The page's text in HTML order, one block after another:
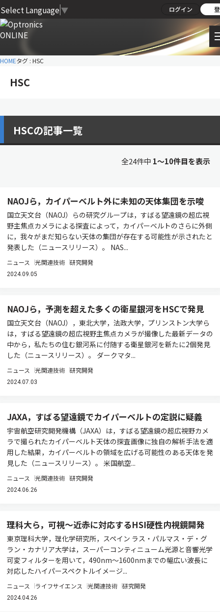
Select Language ▼ ログイン
HOMEタグ : HSC
HSC
HSCの記事一覧
全24件中 1〜10件目を表示
NAOJら，カイパーベルト外に未知の天体集団を示唆
国立天文台（NAOJ）らの研究グループは，すばる望遠鏡の超広視
野主焦点カメラによる探査によって，カイパーベルトのさらに外側
に，我々がまだ知らない天体の集団が存在する可能性が示されたと
発表した（ニュースリリース）。 NAS...
ニュース 光関連技術 研究開発
2024.09.05
NAOJら，予測を超えた多くの衛星銀河をHSCで発見
国立天文台（NAOJ），東北大学，法政大学，プリンストン大学ら
は，すばる望遠鏡の超広視野主焦点カメラが撮像した最新データの
中から，私たちの住む銀河系に付随する衛星銀河を新たに2個発見
した（ニュースリリース）。 ダークマタ...
ニュース 光関連技術 研究開発
2024.07.03
JAXA，すばる望遠鏡でカイパーベルトの定説に疑義
宇宙航空研究開発機構（JAXA）は，すばる望遠鏡の超広視野カメ
ラで撮られたカイパーベルト天体の探査画像に独自の解析手法を適
用した結果，カイパーベルトの領域を広げる可能性のある天体を発
見した（ニュースリリース）。 米国航空...
ニュース 光関連技術 研究開発
2024.06.26
理科大ら，可視～近赤に対応するHSI硬性内視鏡開発
東京理科大学，理化学研究所，スペイン ラス・パルマス・デ・グ
ラン・カナリア大学は，スーパーコンティニューム光源と音響光学
可変フィルターを用いて，490nm～1600nmまでの幅広い波長に
対応したハイパースペクトルイメージ...
ニュース ライフサイエンス 光関連技術 研究開発
2024.04.26